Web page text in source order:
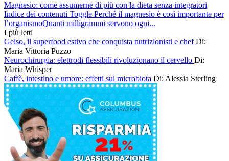
Magnesio: come assumerne di più con la dieta senza integratori
Indice dei contenuti Toggle Perché il magnesio è così importante per
l’organismoQuanti milligrammi servono ogni...
I più letti
Gelso, il superfood estivo che conquista nutrizionisti e chefDi:
Maria Vittoria Puzzo
Neurochirurgia: elettrodi flessibili rivoluzionano il cervello Di:
Maria Whisper
Caffè, intestino e umore: effetti sul microbiota Di: Alessia Sterling